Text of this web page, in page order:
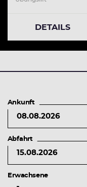
DETAILS
Tastenkürzel
Pfeiltaste
Vorheriger
Tag
Pfeiltaste
rechts
Nächster
Ankunft
Abfahrt
Erwachsene